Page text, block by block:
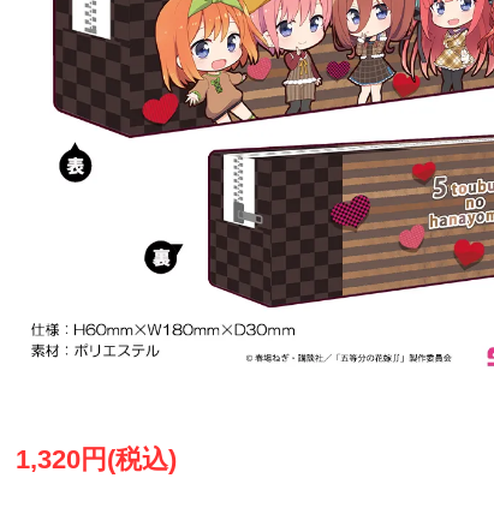
1,320円(税込)